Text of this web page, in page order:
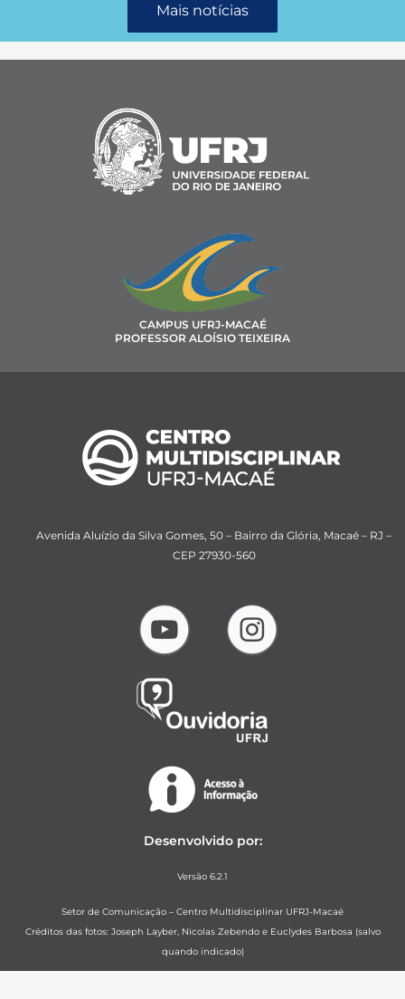
Mais notícias
CAMPUS UFRJ-MACAÉ
PROFESSOR ALOÍSIO TEIXEIRA
Avenida Aluízio da Silva Gomes, 50 – Bairro da Glória, Macaé – RJ –
CEP 27930-560
Desenvolvido por:
Versão 6.2.1
Setor de Comunicação – Centro Multidisciplinar UFRJ-Macaé
Créditos das fotos: Joseph Layber, Nicolas Zebendo e Euclydes Barbosa (salvo
quando indicado)